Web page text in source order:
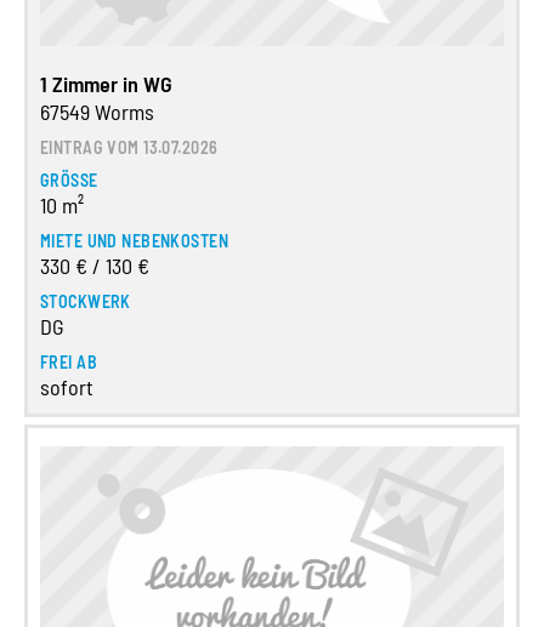
1 Zimmer in WG
67549 Worms
EINTRAG VOM 13.07.2026
GRÖSSE
10 m²
MIETE UND NEBENKOSTEN
330 € / 130 €
STOCKWERK
DG
FREI AB
sofort